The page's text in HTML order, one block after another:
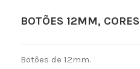
BOTÕES 12MM, CORES
Botões de 12mm.